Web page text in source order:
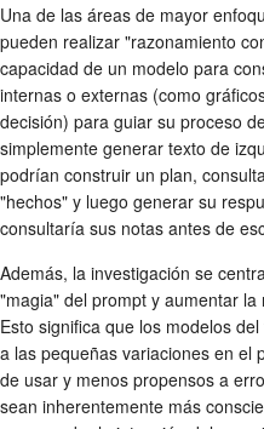
Una de las áreas de mayor
pueden realizar "razonamiento
capacidad de un modelo para
internas o externas (como
decisión) para guiar su proceso
simplemente generar texto de
podrían construir un plan,
"hechos" y luego generar su
consultaría sus notas antes de
Además, la investigación se
"magia" del prompt y aumentar
Esto significa que los modelos
a las pequeñas variaciones en el
de usar y menos propensos a
sean inherentemente más